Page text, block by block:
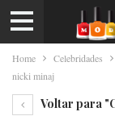
Home Celebridades
nicki minaj
Voltar para